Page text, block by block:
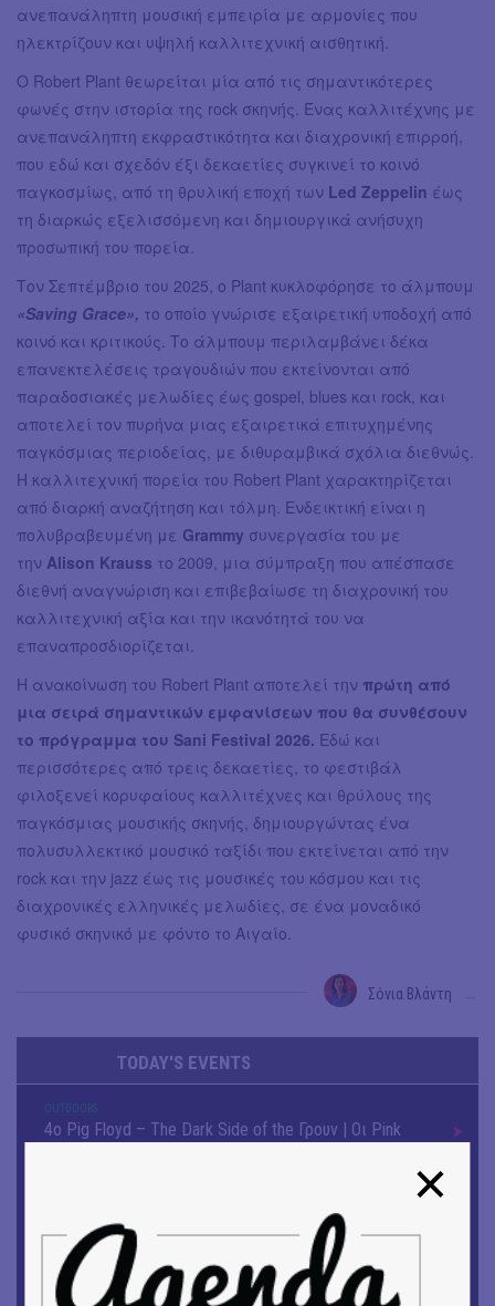
ανεπανάληπτη μουσική εμπειρία με αρμονίες που
ηλεκτρίζουν και υψηλή καλλιτεχνική αισθητική.
Ο Robert Plant θεωρείται μία από τις σημαντικότερες
φωνές στην ιστορία της rock σκηνής. Ένας καλλιτέχνης με
ανεπανάληπτη εκφραστικότητα και διαχρονική επιρροή,
που εδώ και σχεδόν έξι δεκαετίες συγκινεί το κοινό
παγκοσμίως, από τη θρυλική εποχή των Led Zeppelin έως
τη διαρκώς εξελισσόμενη και δημιουργικά ανήσυχη
προσωπική του πορεία.
Τον Σεπτέμβριο του 2025, ο Plant κυκλοφόρησε το άλμπουμ
«Saving Grace», το οποίο γνώρισε εξαιρετική υποδοχή από
κοινό και κριτικούς. Το άλμπουμ περιλαμβάνει δέκα
επανεκτελέσεις τραγουδιών που εκτείνονται από
παραδοσιακές μελωδίες έως gospel, blues και rock, και
αποτελεί τον πυρήνα μιας εξαιρετικά επιτυχημένης
παγκόσμιας περιοδείας, με διθυραμβικά σχόλια διεθνώς.
Η καλλιτεχνική πορεία του Robert Plant χαρακτηρίζεται
από διαρκή αναζήτηση και τόλμη. Ενδεικτική είναι η
πολυβραβευμένη με Grammy συνεργασία του με
την Alison Krauss το 2009, μια σύμπραξη που απέσπασε
διεθνή αναγνώριση και επιβεβαίωσε τη διαχρονική του
καλλιτεχνική αξία και την ικανότητά του να
επαναπροσδιορίζεται.
Η ανακοίνωση του Robert Plant αποτελεί την πρώτη από
μια σειρά σημαντικών εμφανίσεων που θα συνθέσουν
το πρόγραμμα του Sani Festival 2026. Εδώ και
περισσότερες από τρεις δεκαετίες, το φεστιβάλ
φιλοξενεί κορυφαίους καλλιτέχνες και θρύλους της
παγκόσμιας μουσικής σκηνής, δημιουργώντας ένα
πολυσυλλεκτικό μουσικό ταξίδι που εκτείνεται από την
rock και την jazz έως τις μουσικές του κόσμου και τις
διαχρονικές ελληνικές μελωδίες, σε ένα μοναδικό
φυσικό σκηνικό με φόντο το Αιγαίο.
Σόνια Βλάντη
TODAY'S EVENTS
OUTDΟORS
4ο Pig Floyd – The Dark Side of the Γρουν | Οι Pink
16o Samos Young Artists Festival
OUTDΟORS
ANILIO PARK FESTIVAL 2026